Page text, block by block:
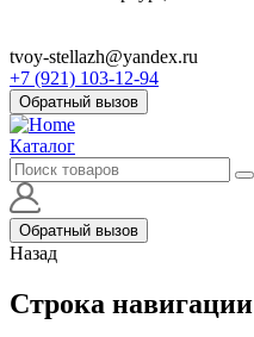
tvoy-stellazh@yandex.ru
+7 (921) 103-12-94
Обратный вызов
Каталог
Обратный вызов
Назад
Строка навигации